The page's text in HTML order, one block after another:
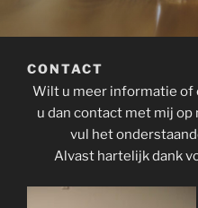
CONTACT
Wilt u meer informatie of
u dan contact met mij
vul het
Alvast hartelijk dank